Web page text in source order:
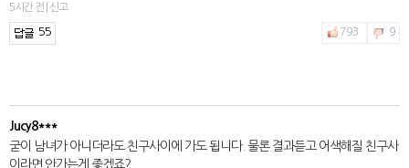
5시간 전 | 신고
55 793 9
Jucy8***
굳이 남녀가 아니더라도 친구사이에 가도 됩니다. 물론 결과듣고 어색해질 친구사
이라면 안가는게 좋겠죠?